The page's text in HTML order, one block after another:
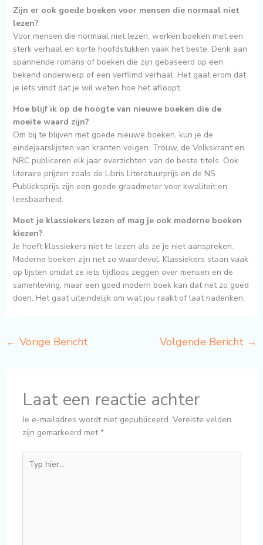
Zijn er ook goede boeken voor mensen die normaal niet
lezen?
Voor mensen die normaal niet lezen, werken boeken met een
sterk verhaal en korte hoofdstukken vaak het beste. Denk aan
spannende romans of boeken die zijn gebaseerd op een
bekend onderwerp of een verfilmd verhaal. Het gaat erom dat
je iets vindt dat je wil weten hoe het afloopt.
Hoe blijf ik op de hoogte van nieuwe boeken die de
moeite waard zijn?
Om bij te blijven met goede nieuwe boeken, kun je de
eindejaarslijsten van kranten volgen. Trouw, de Volkskrant en
NRC publiceren elk jaar overzichten van de beste titels. Ook
literaire prijzen zoals de Libris Literatuurprijs en de NS
Publieksprijs zijn een goede graadmeter voor kwaliteit en
leesbaarheid.
Moet je klassiekers lezen of mag je ook moderne boeken
kiezen?
Je hoeft klassiekers niet te lezen als ze je niet aanspreken.
Moderne boeken zijn net zo waardevol. Klassiekers staan vaak
op lijsten omdat ze iets tijdloos zeggen over mensen en de
samenleving, maar een goed modern boek kan dat net zo goed
doen. Het gaat uiteindelijk om wat jou raakt of laat nadenken.
← Vorige Bericht Volgende Bericht →
Laat een reactie achter
Je e-mailadres wordt niet gepubliceerd. Vereiste velden
zijn gemarkeerd met*
hier...